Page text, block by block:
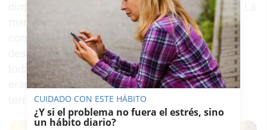
dimensión patrimonial y medioambiental única. La
marisma, que en el pasado fue ignorada, se ha
convertido en esta nueva etapa no solo en la
despensa de su cocina sino en el eje central de
toda la experiencia gastronómica. Lo que antes
eran mesas que gestionar, ahora es también un
territorio vivo que cuidar.
CUIDADO CON ESTE HÁBITO
¿Y si el problema no fuera el estrés, sino
un hábito diario?